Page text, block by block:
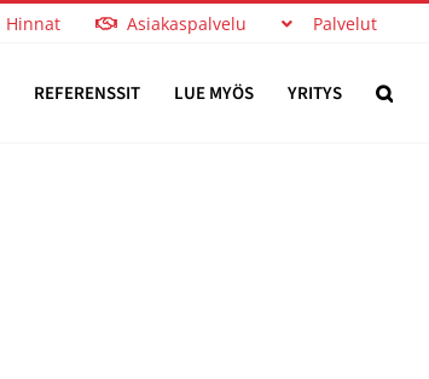
Hinnat Asiakaspalvelu Palvelut
REFERENSSIT LUE MYÖS YRITYS